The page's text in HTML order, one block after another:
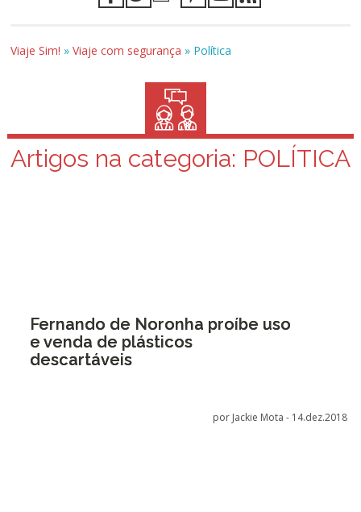
Viaje Sim! »Viaje com segurança » Política
Artigos na categoria: POLÍTICA
Fernando de Noronha proíbe uso
e venda de plásticos
descartáveis
por Jackie Mota - 14.dez.2018